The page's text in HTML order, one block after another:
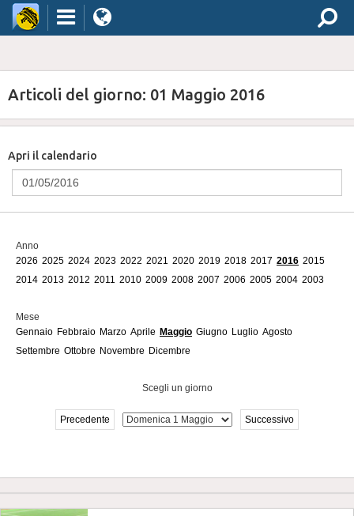
Articoli del giorno: 01 Maggio 2016
Apri il calendario
Anno
2026 2025 2024 2023 2022 2021 2020 2019 2018 2017 2016 2015
2014 2013 2012 2011 2010 2009 2008 2007 2006 2005 2004 2003
Mese
Gennaio Febbraio Marzo Aprile Maggio Giugno Luglio Agosto
Settembre Ottobre Novembre Dicembre
Scegli un giorno
Precedente Successivo